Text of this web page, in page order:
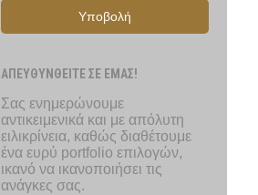
Υποβολή
ΑΠΕΥΘΥΝΘΕΙΤΕ ΣΕ ΕΜΑΣ!
Σας ενημερώνουμε
αντικειμενικά και με απόλυτη
ειλικρίνεια, καθώς διαθέτουμε
ένα ευρύ portfolio επιλογών,
ικανό να ικανοποιήσει τις
ανάγκες σας.